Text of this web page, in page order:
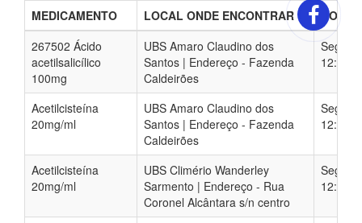
MEDICAMENTO LOCAL ONDE ENCONTRAR
267502 Ácido
acetilsalicílico
100mg
UBS Amaro Claudino dos
Santos | Endereço - Fazenda
Caldeirões
12:00
Acetilcisteína
20mg/ml
UBS Amaro Claudino dos
Santos | Endereço - Fazenda
Caldeirões
12:00
Acetilcisteína
20mg/ml
UBS Climério Wanderley
Sarmento | Endereço - Rua
Coronel Alcântara s/n centro
12:00